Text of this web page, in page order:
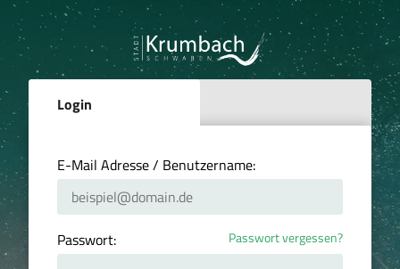
Login
E-Mail Adresse / Benutzername:
Passwort: Passwort vergessen?